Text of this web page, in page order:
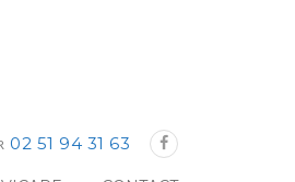
02 51 94 31 63